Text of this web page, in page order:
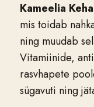
Kameelia
mis toidab
ning muudab
Vitamiinide,
rasvhapete
sügavuti ning